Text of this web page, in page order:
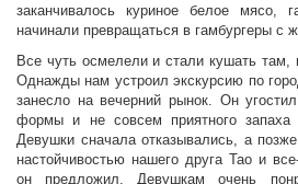
заканчивалось куриное белое мясо,
начинали превращаться в гамбургеры с
Все чуть осмелели и стали кушать там,
Однажды нам устроил экскурсию по
занесло на вечерний рынок. Он
формы и не совсем приятного запаха
Девушки сначала отказывались, а
настойчивостью нашего друга Тао и
он предложил. Девушкам очень